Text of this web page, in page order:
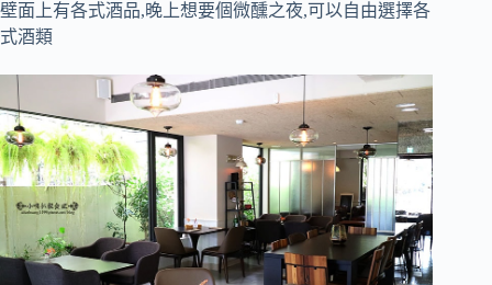
壁面上有各式酒品,晚上想要個微醺之夜,可以自由選擇各
式酒類